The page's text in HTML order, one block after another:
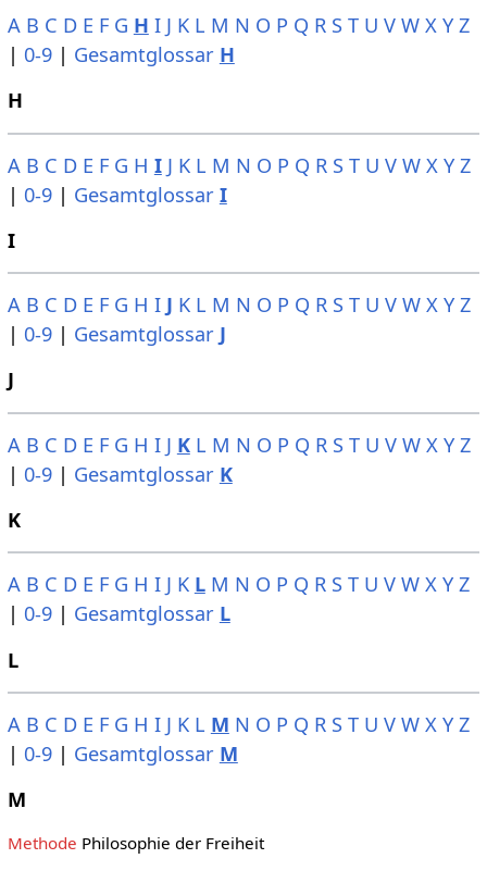
A B C D E F G H I J K L M N O P Q R S T U V W X Y Z
| 0-9| Gesamtglossar H
H
A B C D E F G H I J K L M N O P Q R S T U V W X Y Z
| 0-9| Gesamtglossar I
I
A B C D E F G H I J K L M N O P Q R S T U V W X Y Z
| 0-9| Gesamtglossar J
J
A B C D E F G H I J K L M N O P Q R S T U V W X Y Z
| 0-9| Gesamtglossar K
K
A B C D E F G H I J K L M N O P Q R S T U V W X Y Z
| 0-9| Gesamtglossar L
L
A B C D E F G H I J K L M N O P Q R S T U V W X Y Z
| 0-9| Gesamtglossar M
M
Methode Philosophie der Freiheit